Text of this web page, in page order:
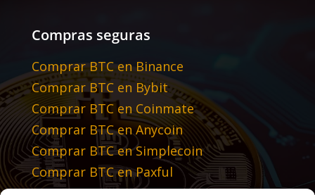
Compras seguras
Comprar BTC en Binance
Comprar BTC en Bybit
Comprar BTC en Coinmate
Comprar BTC en Anycoin
Comprar BTC en Simplecoin
Comprar BTC en Paxful